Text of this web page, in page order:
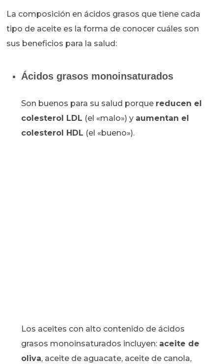
La composición en ácidos grasos que tiene cada
tipo de aceite es la forma de conocer cuáles son
sus beneficios para la salud:
Ácidos grasos monoinsaturados
Son buenos para su salud porque reducen el
colesterol LDL (el «malo») y aumentan el
colesterol HDL (el «bueno»).
Los aceites con alto contenido de ácidos
grasos monoinsaturados incluyen: aceite de
oliva, aceite de aguacate, aceite de canola,